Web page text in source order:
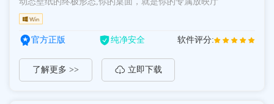
官方正版 纯净安全 软件评分:
了解更多 >> 立即下载